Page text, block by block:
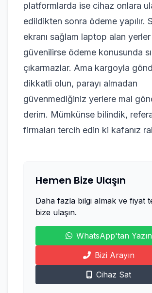
platformlarda ise cihaz onlara
edildikten sonra ödeme yapılır.
ekranı sağlam laptop alan yerler
güvenilirse ödeme konusunda
çıkarmazlar. Ama kargoyla
dikkatli olun, parayı almadan
güvenmediğiniz yerlere mal
derim. Mümkünse bilindik,
firmaları tercih edin ki kafanız
Hemen Bize Ulaşın
Daha fazla bilgi almak ve fiyat
bize ulaşın.
WhatsApp'tan Yazın
Bizi Arayın
Cihaz Sat